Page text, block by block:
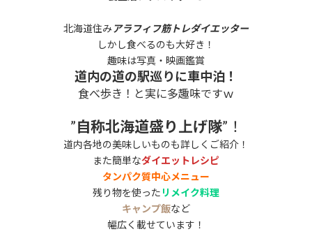
北海道住み アラフィフ筋トレダイエッター
しかし食べるのも大好き！
趣味は写真・映画鑑賞
道内の道の駅巡りに車中泊！
食べ歩き！と実に多趣味ですｗ
”自称北海道盛り上げ隊”！
道内各地の美味しいものも詳しくご紹介！
また簡単なダイエットレシピ
タンパク質中心メニュー
残り物を使った リメイク料理
キャンプ飯など
幅広く載せています！